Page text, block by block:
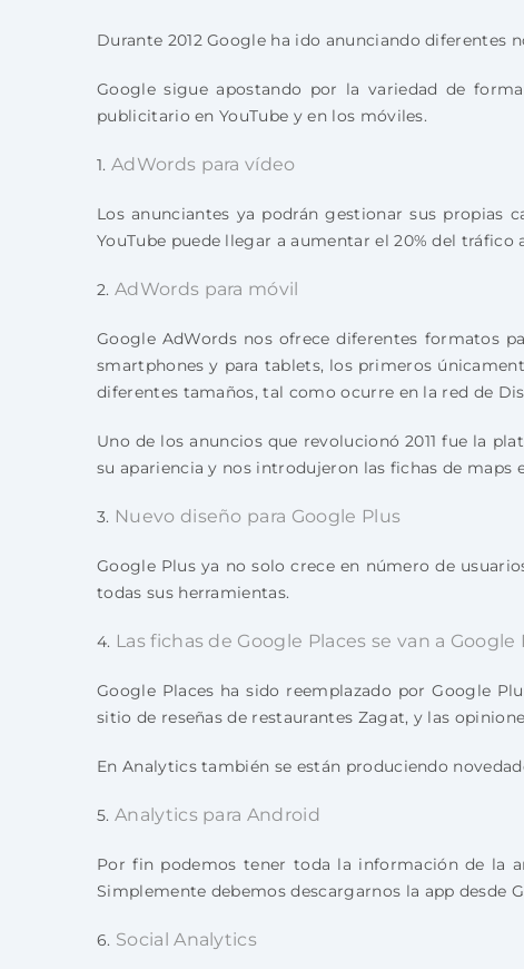
Durante 2012 Google ha ido anunciando diferentes
Google sigue apostando por la variedad de
publicitario en YouTube y en los móviles.
1. AdWords para vídeo
Los anunciantes ya podrán gestionar sus propias
YouTube puede llegar a aumentar el 20% del
2. AdWords para móvil
Google AdWords nos ofrece diferentes formatos
smartphones y para tablets, los primeros
diferentes tamaños, tal como ocurre en la red de
Uno de los anuncios que revolucionó 2011 fue la
su apariencia y nos introdujeron las fichas de maps
3. Nuevo diseño para Google Plus
Google Plus ya no solo crece en número de
todas sus herramientas.
4. Las fichas de Google Places se van a Google
Google Places ha sido reemplazado por Google
sitio de reseñas de restaurantes Zagat, y las
En Analytics también se están produciendo
5. Analytics para Android
Por fin podemos tener toda la información de la
Simplemente debemos descargarnos la app desde
6. Social Analytics